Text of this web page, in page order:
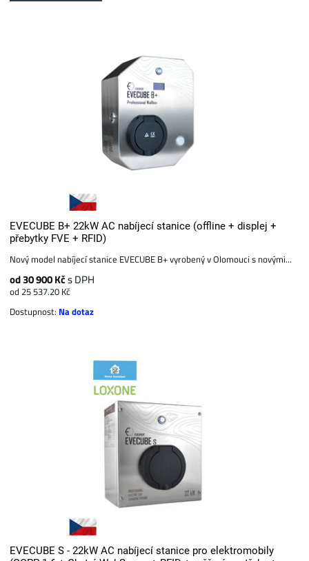
EVECUBE B+ 22kW AC nabíjecí stanice (offline + displej +
přebytky FVE + RFID)
Nový model nabíjecí stanice EVECUBE B+ vyrobený v Olomouci s novými...
od 30 900 Kčs DPH
od 25 537.20 Kč
Dostupnost: Na dotaz
EVECUBE S - 22kW AC nabíjecí stanice pro elektromobily